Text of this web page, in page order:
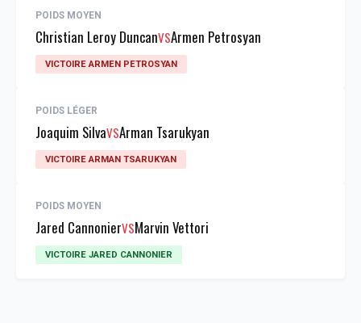
POIDS MOYEN
Christian Leroy DuncanVSArmen Petrosyan
VICTOIRE ARMEN PETROSYAN
POIDS LÉGER
Joaquim SilvaVSArman Tsarukyan
VICTOIRE ARMAN TSARUKYAN
POIDS MOYEN
Jared CannonierVSMarvin Vettori
VICTOIRE JARED CANNONIER